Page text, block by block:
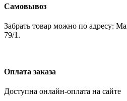
Самовывоз
Забрать товар можно по адресу:
79/1.
Оплата заказа
Доступна онлайн-оплата на сайте